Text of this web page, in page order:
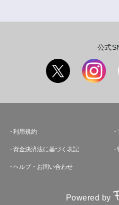
公式
利用規約
資金決済法に基づく表記
ヘルプ・お問い合わせ
Powered by